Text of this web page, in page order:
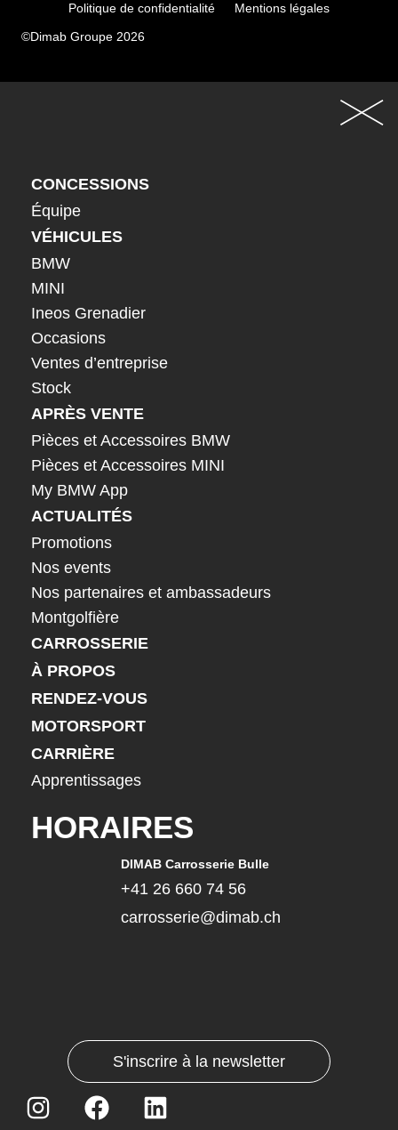
Politique de confidentialité
Mentions légales
©Dimab Groupe 2026
CONCESSIONS
Équipe
VÉHICULES
BMW
MINI
Ineos Grenadier
Occasions
Ventes d’entreprise
Stock
APRÈS VENTE
Pièces et Accessoires BMW
Pièces et Accessoires MINI
My BMW App
ACTUALITÉS
Promotions
Nos events
Nos partenaires et ambassadeurs
Montgolfière
CARROSSERIE
À PROPOS
RENDEZ-VOUS
MOTORSPORT
CARRIÈRE
Apprentissages
HORAIRES
DIMAB Carrosserie Bulle
+41 26 660 74 56
carrosserie@dimab.ch
S'inscrire à la newsletter